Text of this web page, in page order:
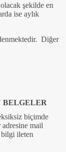
şekilde en
ise aylık
Diğer
BELGELER
biçimde
adresine mail
bilgi ileten